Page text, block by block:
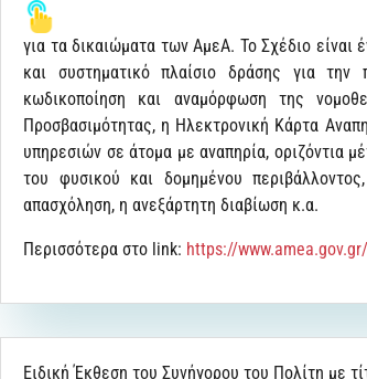
για τα δικαιώματα των ΑμεΑ. Το Σχέδιο
και συστηματικό πλαίσιο δράσης για
κωδικοποίηση και αναμόρφωση της
Προσβασιμότητας, η Ηλεκτρονική Κάρτα
υπηρεσιών σε άτομα με αναπηρία, οριζόντια
του φυσικού και δομημένου
απασχόληση, η ανεξάρτητη διαβίωση κ.α.
Περισσότερα στο link: https://
Ειδική Έκθεση του Συνήγορου του Πολίτη με